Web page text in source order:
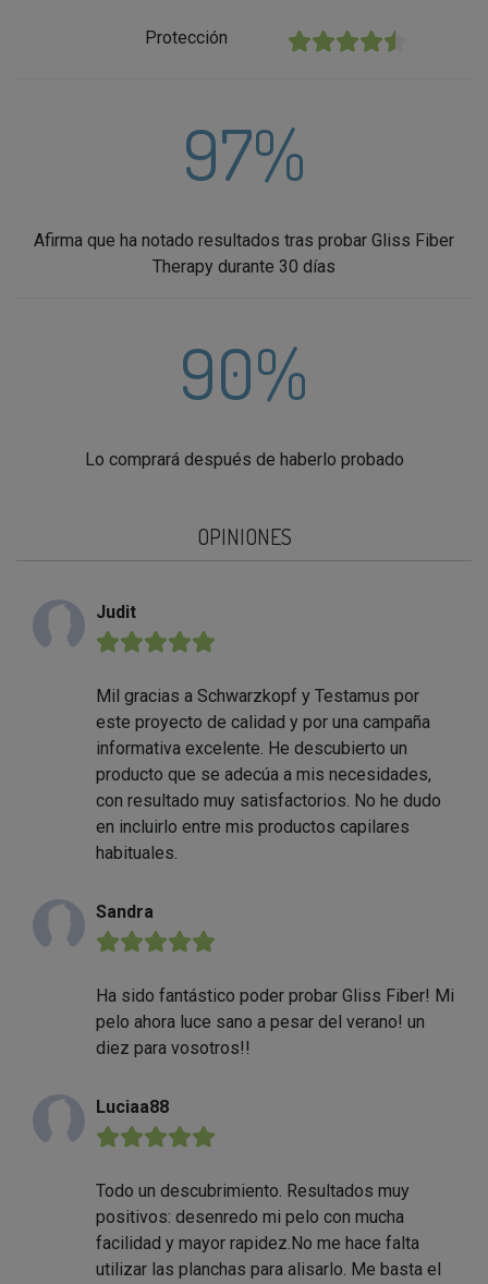
Protección ★★★★★
97%
Afirma que ha notado resultados tras probar Gliss Fiber
Therapy durante 30 días
90%
Lo comprará después de haberlo probado
OPINIONES
Judit
★★★★★
Mil gracias a Schwarzkopf y Testamus por
este proyecto de calidad y por una campaña
informativa excelente. He descubierto un
producto que se adecúa a mis necesidades,
con resultado muy satisfactorios. No he dudo
en incluirlo entre mis productos capilares
habituales.
Sandra
★★★★★
Ha sido fantástico poder probar Gliss Fiber! Mi
pelo ahora luce sano a pesar del verano! un
diez para vosotros!!
Luciaa88
★★★★★
Todo un descubrimiento. Resultados muy
positivos: desenredo mi pelo con mucha
facilidad y mayor rapidez.No me hace falta
utilizar las planchas para alisarlo. Me basta el